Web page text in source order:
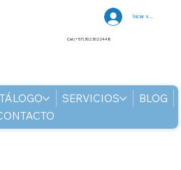
SERVICIOS
BLOG
Iniciar sesión
Cel: (+57) 302 3022448